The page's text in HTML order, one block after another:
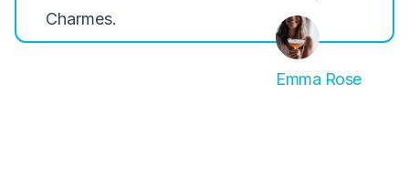
Charmes.
Emma Rose